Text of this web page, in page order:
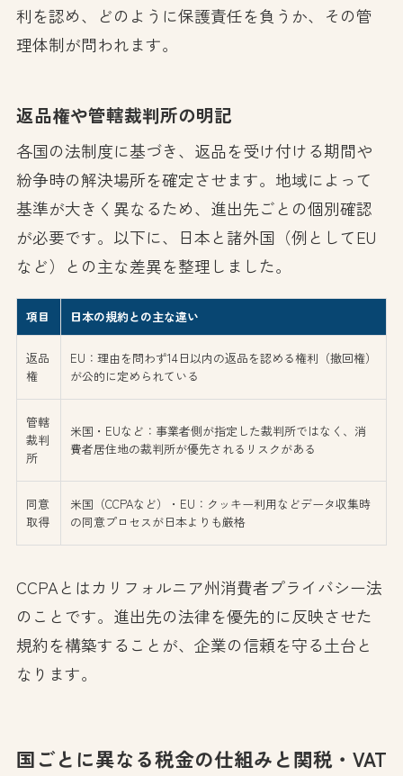
利を認め、どのように保護責任を負うか、その管
理体制が問われます。
返品権や管轄裁判所の明記
各国の法制度に基づき、返品を受け付ける期間や
紛争時の解決場所を確定させます。地域によって
基準が大きく異なるため、進出先ごとの個別確認
が必要です。以下に、日本と諸外国（例としてEU
など）との主な差異を整理しました。
項目 日本の規約との主な違い
返品
権
EU：理由を問わず14日以内の返品を認める権利（撤回権）
が公的に定められている
管轄
裁判
所
米国・EUなど：事業者側が指定した裁判所ではなく、消
費者居住地の裁判所が優先されるリスクがある
同意
取得
米国（CCPAなど）・EU：クッキー利用などデータ収集時
の同意プロセスが日本よりも厳格
CCPAとはカリフォルニア州消費者プライバシー法
のことです。進出先の法律を優先的に反映させた
規約を構築することが、企業の信頼を守る土台と
なります。
国ごとに異なる税金の仕組みと関税・VAT